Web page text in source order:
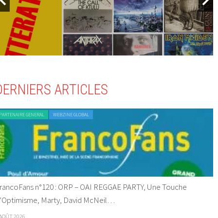
ARTICLES
GENERAL WEBZINE GLOBAL
n°120 : ORP – OAI REGGAE PARTY, Une Touche
Marty, David McNeil…
2026